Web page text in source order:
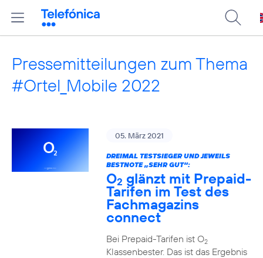
Pressemitteilungen zum Thema
#Ortel_Mobile 2022
05. März 2021
DREIMAL TESTSIEGER UND JEWEILS
BESTNOTE „SEHR GUT“:
O2 glänzt mit Prepaid-
Tarifen im Test des
Fachmagazins
connect
Bei Prepaid-Tarifen ist O2
Klassenbester. Das ist das Ergebnis